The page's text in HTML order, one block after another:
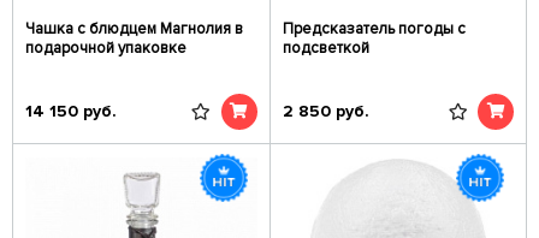
Чашка с блюдцем Магнолия в
подарочной упаковке
14 150 руб.
Предсказатель погоды с
подсветкой
2 850 руб.